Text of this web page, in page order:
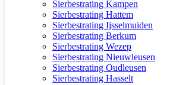
Sierbestrating Kampen
Sierbestrating Hattem
Sierbestrating Ijsselmuiden
Sierbestrating Berkum
Sierbestrating Wezep
Sierbestrating Nieuwleusen
Sierbestrating Oudleusen
Sierbestrating Hasselt